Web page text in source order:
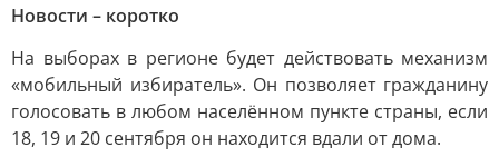
Новости – коротко
На выборах в регионе будет действовать механизм
«мобильный избиратель». Он позволяет гражданину
голосовать в любом населённом пункте страны, если
18, 19 и 20 сентября он находится вдали от дома.